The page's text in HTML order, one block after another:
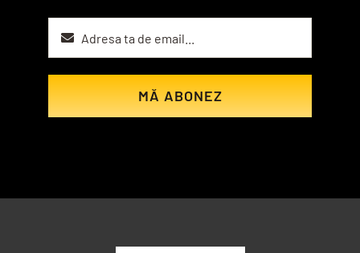
MĂ ABONEZ